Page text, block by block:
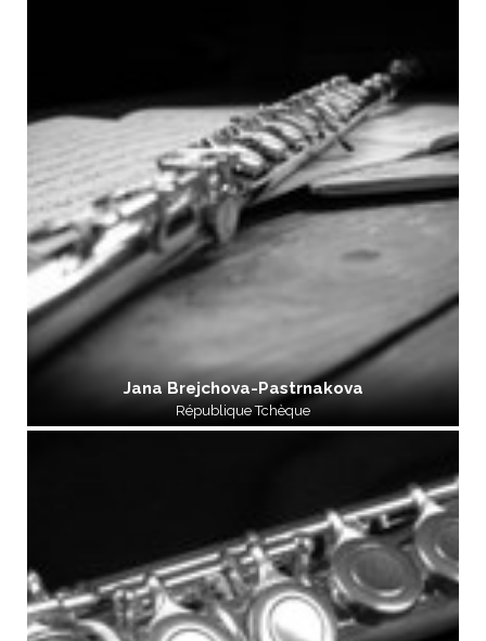
Jana Brejchova-Pastrnakova
République Tchèque